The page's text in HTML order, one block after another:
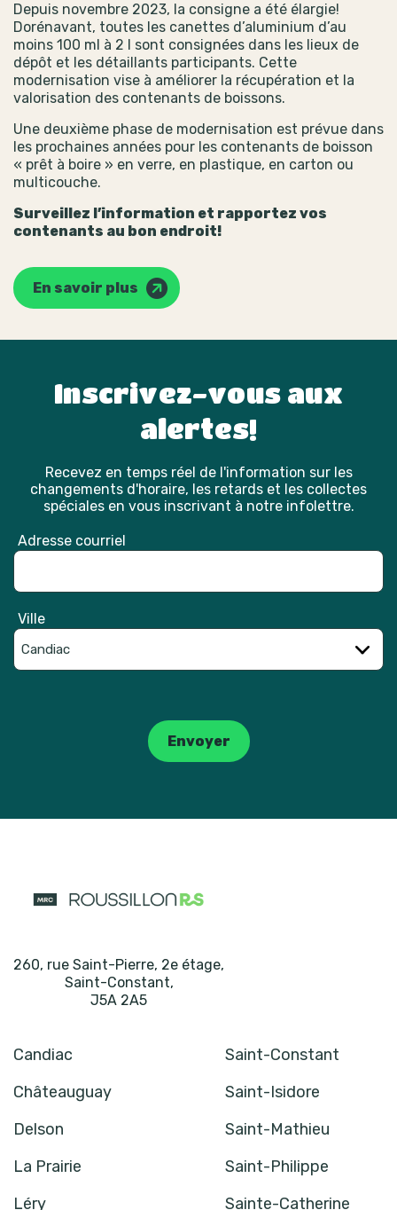
Depuis novembre 2023, la consigne a été élargie!
Dorénavant, toutes les canettes d’aluminium d’au
moins 100 ml à 2 l sont consignées dans les lieux de
dépôt et les détaillants participants. Cette
modernisation vise à améliorer la récupération et la
valorisation des contenants de boissons.
Une deuxième phase de modernisation est prévue dans
les prochaines années pour les contenants de boisson
« prêt à boire » en verre, en plastique, en carton ou
multicouche.
Surveillez l’information et rapportez vos
contenants au bon endroit!
En savoir plus
Inscrivez-vous aux
alertes!
Recevez en temps réel de l'information sur les
changements d'horaire, les retards et les collectes
spéciales en vous inscrivant à notre infolettre.
Adresse courriel
Ville
Envoyer
260, rue Saint-Pierre, 2e étage,
Saint-Constant,
J5A 2A5
Candiac
Saint-Constant
Châteauguay
Saint-Isidore
Delson
Saint-Mathieu
La Prairie
Saint-Philippe
Léry
Sainte-Catherine